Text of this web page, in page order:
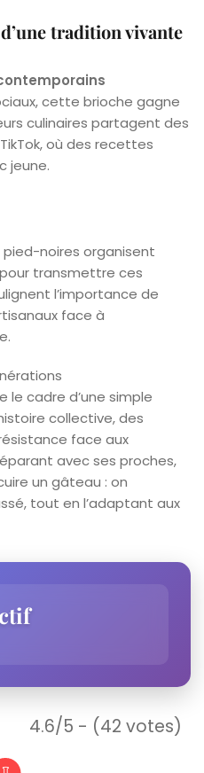
tradition vivante
cette brioche gagne
culinaires partagent des
où des recettes
jeune.
noires organisent
transmettre ces
l’importance de
face à
le cadre d’une simple
collective, des
face aux
avec ses proches,
un gâteau : on
tout en l’adaptant aux
4.6/5 - (42 votes)